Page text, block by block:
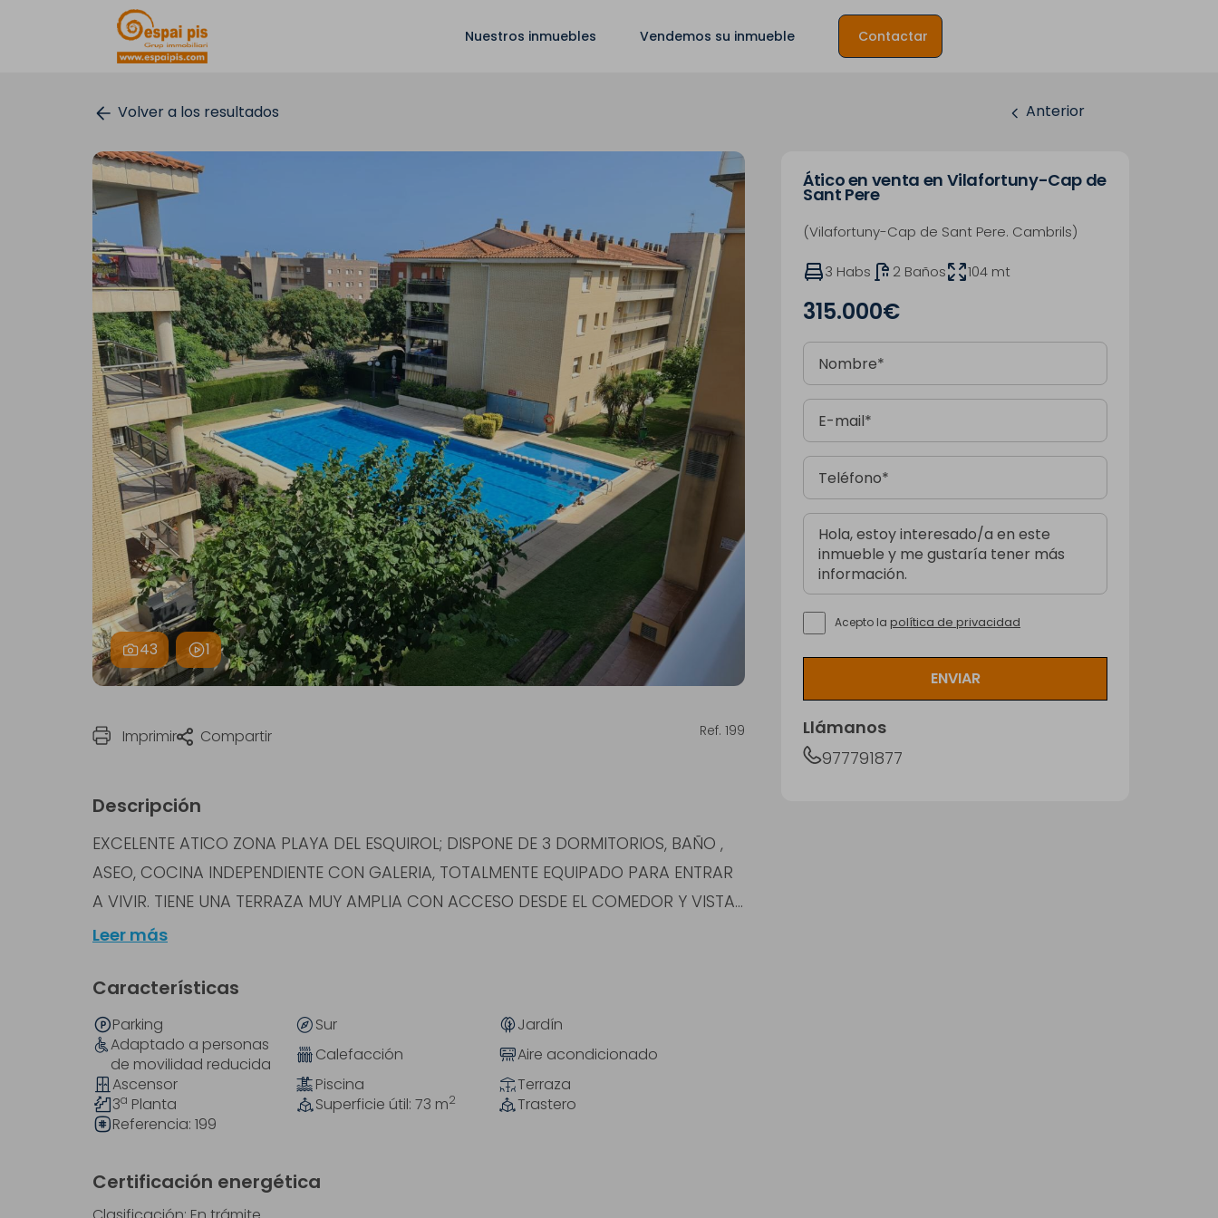
Nuestros inmuebles Vendemos su inmueble Contactar
Volver a los resultados Anterior
43 1
Imprimir Compartir Ref. 199
Descripción
EXCELENTE ATICO ZONA PLAYA DEL ESQUIROL; DISPONE DE 3 DORMITORIOS, BAÑO ,
ASEO, COCINA INDEPENDIENTE CON GALERIA, TOTALMENTE EQUIPADO PARA ENTRAR
A VIVIR. TIENE UNA TERRAZA MUY AMPLIA CON ACCESO DESDE EL COMEDOR Y VISTA...
Leer más
Características
Parking Sur
Jardín
Adaptado a personas
de movilidad reducida
Calefacción
Aire acondicionado
Ascensor
Piscina
Terraza
3a Planta Superficie útil: 73 m2
Trastero
Referencia: 199
Certificación energética
Ático en venta en Vilafortuny-Cap de
Sant Pere
(Vilafortuny-Cap de Sant Pere. Cambrils)
3 Habs 2 Baños 104 mt
315.000€
Acepto la política de privacidad
ENVIAR
Llámanos
977791877